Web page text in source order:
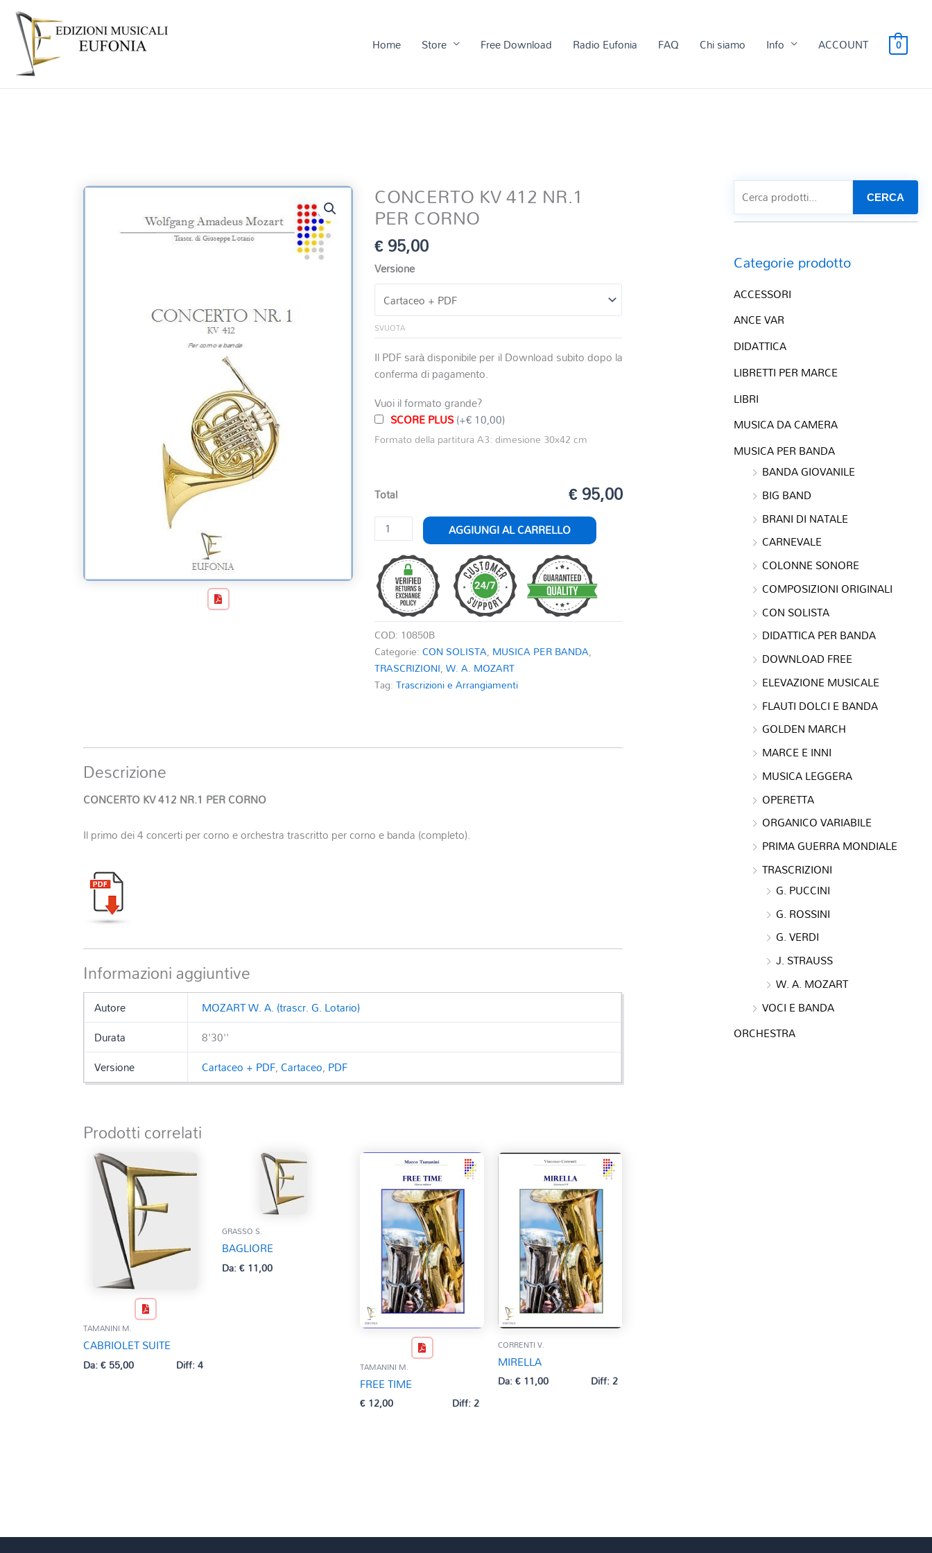
Home Store Free Download Radio Eufonia FAQ Chi siamo Info ACCOUNT 0
CONCERTO KV 412 NR.1
PER CORNO
€95,00
Versione
SVUOTA
Il PDF sarà disponibile per il Download subito dopo la
conferma di pagamento.
Vuoi il formato grande?
SCORE PLUS(+€ 10,00)
Formato della partitura A3: dimesione 30x42 cm
Total € 95,00
CONCERTO
KV
412
NR.1
PER
CORNO
quantità
AGGIUNGI AL CARRELLO
COD: 10850B
Categorie:CON SOLISTA, MUSICA PER BANDA,
TRASCRIZIONI,W. A. MOZART
Tag:Trascrizioni e Arrangiamenti
Descrizione
CONCERTO KV 412 NR.1 PER CORNO
Il primo dei 4 concerti per corno e orchestra trascritto per corno e banda (completo).
Informazioni aggiuntive
Autore
MOZART W. A. (trascr. G. Lotario)
Durata
8'30''
Versione
Cartaceo + PDF,Cartaceo, PDF
Prodotti correlati
TAMANINI M.
CABRIOLET SUITE
Da:€55,00 Diff: 4
GRASSO S.
BAGLIORE
Da:€11,00
TAMANINI M.
FREE TIME
€12,00 Diff: 2
CORRENTI V.
MIRELLA
Da:€11,00 Diff: 2
CERCA
Categorie prodotto
ACCESSORI
ANCE VAR
DIDATTICA
LIBRETTI PER MARCE
LIBRI
MUSICA DA CAMERA
MUSICA PER BANDA
BANDA GIOVANILE
BIG BAND
BRANI DI NATALE
CARNEVALE
COLONNE SONORE
COMPOSIZIONI ORIGINALI
CON SOLISTA
DIDATTICA PER BANDA
DOWNLOAD FREE
ELEVAZIONE MUSICALE
FLAUTI DOLCI E BANDA
GOLDEN MARCH
MARCE E INNI
MUSICA LEGGERA
OPERETTA
ORGANICO VARIABILE
PRIMA GUERRA MONDIALE
TRASCRIZIONI
G. PUCCINI
G. ROSSINI
G. VERDI
J. STRAUSS
W. A. MOZART
VOCI E BANDA
ORCHESTRA